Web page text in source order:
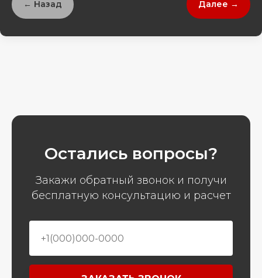
← Назад Далее →
Остались вопросы?
Закажи обратный звонок и получи
бесплатную консультацию и расчет